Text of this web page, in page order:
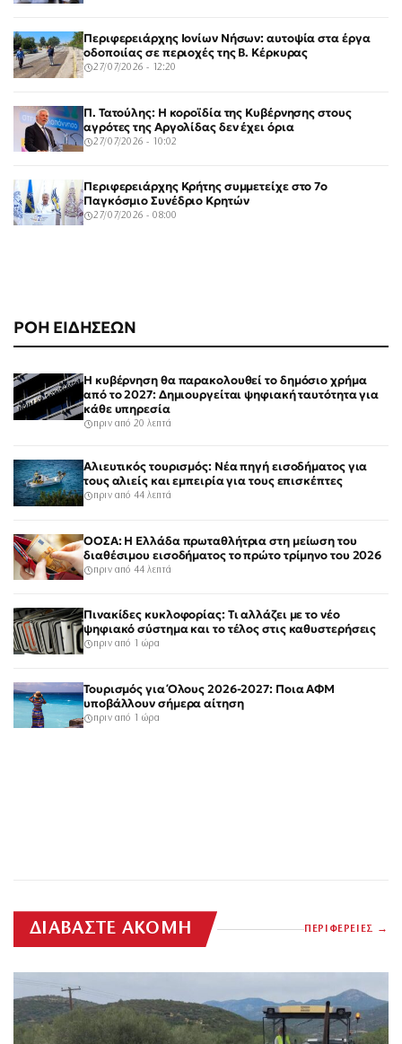
ΡΟΗ ΕΙΔΗΣΕΩΝ
Η κυβέρνηση θα παρακολουθεί το δημόσιο χρήμα
από το 2027: Δημιουργείται ψηφιακή ταυτότητα για
κάθε υπηρεσία
πριν από 20 λεπτά
Αλιευτικός τουρισμός: Νέα πηγή εισοδήματος για
τους αλιείς και εμπειρία για τους επισκέπτες
πριν από 44 λεπτά
ΟΟΣΑ: Η Ελλάδα πρωταθλήτρια στη μείωση του
διαθέσιμου εισοδήματος το πρώτο τρίμηνο του 2026
πριν από 44 λεπτά
Πινακίδες κυκλοφορίας: Τι αλλάζει με το νέο
ψηφιακό σύστημα και το τέλος στις καθυστερήσεις
πριν από 1 ώρα
Τουρισμός για Όλους 2026-2027: Ποια ΑΦΜ
υποβάλλουν σήμερα αίτηση
πριν από 1 ώρα
Περιφερειάρχης Ιονίων Νήσων: αυτοψία στα έργα
οδοποιίας σε περιοχές της Β. Κέρκυρας
27/07/2026 - 12:20
Π. Τατούλης: Η κοροϊδία της Κυβέρνησης στους
αγρότες της Αργολίδας δεν έχει όρια
27/07/2026 - 10:02
Περιφερειάρχης Κρήτης συμμετείχε στο 7ο
Παγκόσμιο Συνέδριο Κρητών
27/07/2026 - 08:00
ΔΙΑΒΑΣΤΕ ΑΚΟΜΗ ΠΕΡΙΦΕΡΕΙΕΣ